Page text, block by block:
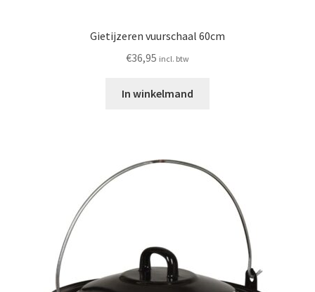
Gietijzeren vuurschaal 60cm
€36,95 incl. btw
In winkelmand